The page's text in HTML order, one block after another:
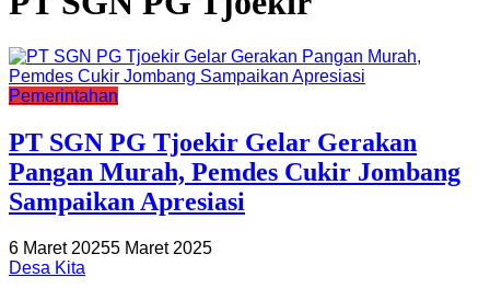
Pemerintahan
PT SGN PG Tjoekir Gelar Gerakan
Pangan Murah, Pemdes Cukir Jombang
Sampaikan Apresiasi
6 Maret 20255 Maret 2025
Desa Kita